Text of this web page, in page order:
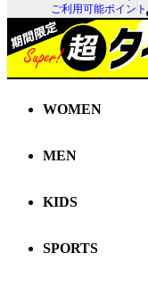
ご利用可能ポイント
WOMEN
MEN
KIDS
SPORTS